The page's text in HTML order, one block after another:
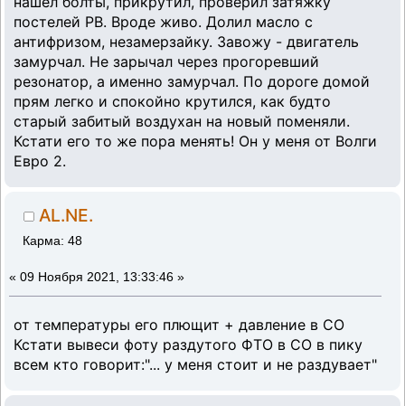
постелей РВ. Вроде живо. Долил масло с
антифризом, незамерзайку. Завожу - двигатель
замурчал. Не зарычал через прогоревший
резонатор, а именно замурчал. По дороге домой
прям легко и спокойно крутился, как будто
старый забитый воздухан на новый поменяли.
Кстати его то же пора менять! Он у меня от Волги
Евро 2.
AL.NE.
Карма: 48
« 09 Ноября 2021, 13:33:46 »
от температуры его плющит + давление в СО
Кстати вывеси фоту раздутого ФТО в СО в пику
всем кто говорит:"... у меня стоит и не раздувает"